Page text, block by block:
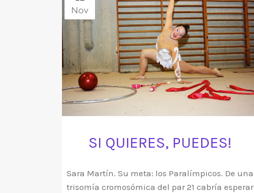
Nov
SI QUIERES, PUEDES!
Sara Martín. Su meta: los Paralímpicos. De una
trisomía cromosómica del par 21 cabría esperar